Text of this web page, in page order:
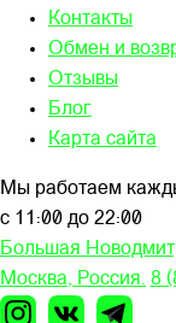
Контакты
Обмен и
Отзывы
Блог
Карта сайта
Мы работаем
с 11:00 до 22:00
Большая
Москва, Россия. 8